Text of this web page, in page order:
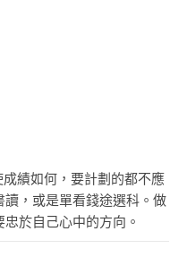
績如何，要計劃的都不應
，或是單看錢途選科。做
於自己心中的方向。